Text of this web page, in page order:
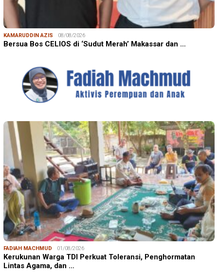
KAMARUDDIN AZIS 08/08/2026
Bersua Bos CELIOS di ‘Sudut Merah’ Makassar dan …
FADIAH MACHMUD 01/08/2026
Kerukunan Warga TDI Perkuat Toleransi, Penghormatan
Lintas Agama, dan …